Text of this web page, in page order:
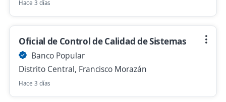
Hace 3 días
Oficial de Control de Calidad de Sistemas
Banco Popular
Distrito Central, Francisco Morazán
Hace 3 días